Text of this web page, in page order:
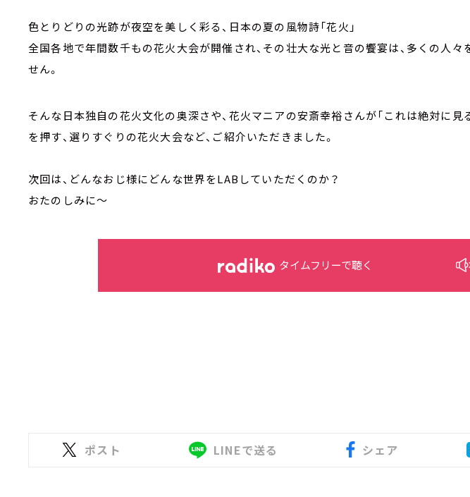
色とりどりの光跡が夜空を美しく彩る、日本の夏の風物詩「花火」
全国各地で年間数千もの花火大会が開催され、その壮大な光と音の饗宴は、多くの人々
せん。
そんな日本独自の花火文化の奥深さや、花火マニアの安斎幸裕さんが「これは絶対に見
を押す、選りすぐりの花火大会など、ご紹介いただきました。
次回は、どんなおじ様にどんな世界をLABしていただくのか？
おたのしみに～
タイムフリーで聴く
ポスト LINEで送る シェア